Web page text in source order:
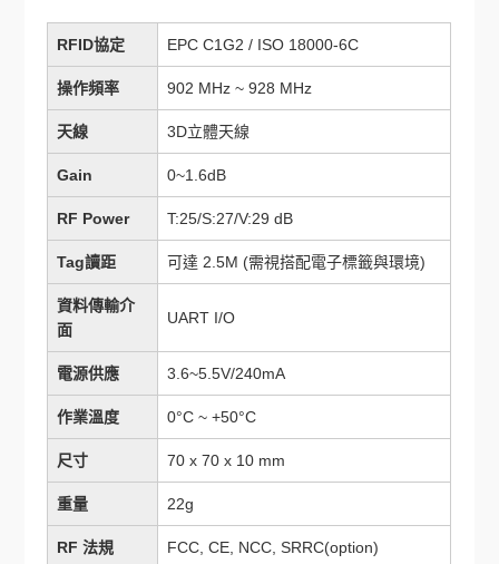
RFID協定 EPC C1G2 / ISO 18000-6C
操作頻率 902 MHz ~ 928 MHz
天線 3D立體天線
Gain 0~1.6dB
RF Power T:25/S:27/V:29 dB
Tag讀距 可達 2.5M (需視搭配電子標籤與環境)
資料傳輸介
面
UART I/O
電源供應 3.6~5.5V/240mA
作業溫度 0°C ~ +50°C
尺寸 70 x 70 x 10 mm
重量 22g
RF 法規 FCC, CE, NCC, SRRC(option)